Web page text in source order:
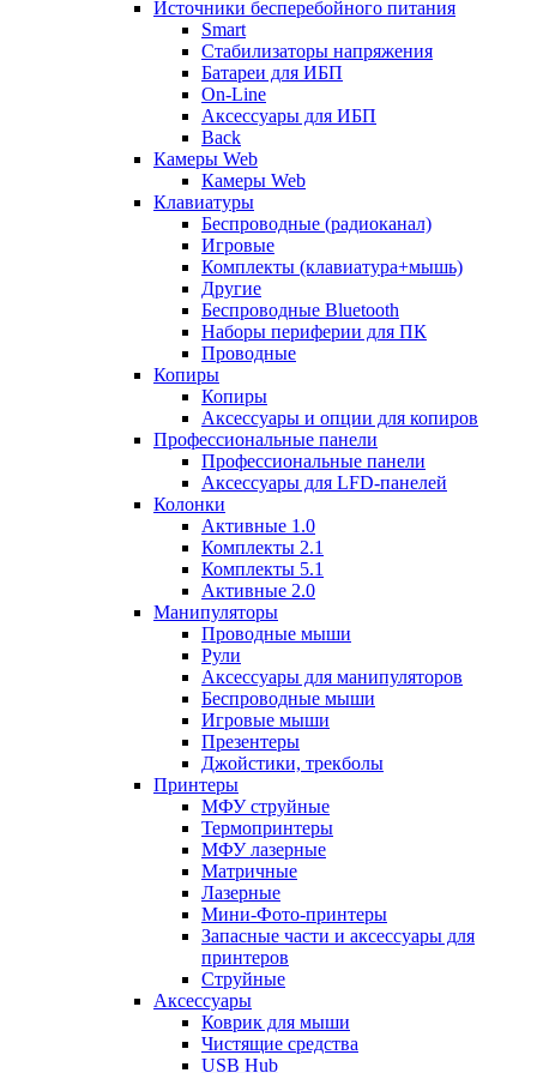
Источники бесперебойного питания
Smart
Стабилизаторы напряжения
Батареи для ИБП
On-Line
Аксессуары для ИБП
Back
Камеры Web
Камеры Web
Клавиатуры
Беспроводные (радиоканал)
Игровые
Комплекты (клавиатура+мышь)
Другие
Беспроводные Bluetooth
Наборы периферии для ПК
Проводные
Копиры
Копиры
Аксессуары и опции для копиров
Профессиональные панели
Профессиональные панели
Аксессуары для LFD-панелей
Колонки
Активные 1.0
Комплекты 2.1
Комплекты 5.1
Активные 2.0
Манипуляторы
Проводные мыши
Рули
Аксессуары для манипуляторов
Беспроводные мыши
Игровые мыши
Презентеры
Джойстики, трекболы
Принтеры
МФУ струйные
Термопринтеры
МФУ лазерные
Матричные
Лазерные
Мини-Фото-принтеры
Запасные части и аксессуары для
принтеров
Струйные
Аксессуары
Коврик для мыши
Чистящие средства
USB Hub